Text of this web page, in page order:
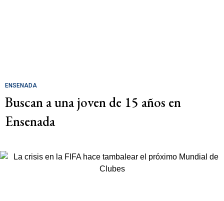
ENSENADA
Buscan a una joven de 15 años en
Ensenada